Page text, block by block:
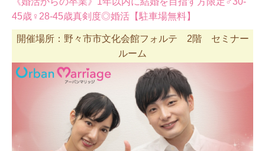
45歳♀28-45歳真剣度◎婚活【駐車場無料】
開催場所：野々市市文化会館フォルテ 2階 セミナー
ルーム